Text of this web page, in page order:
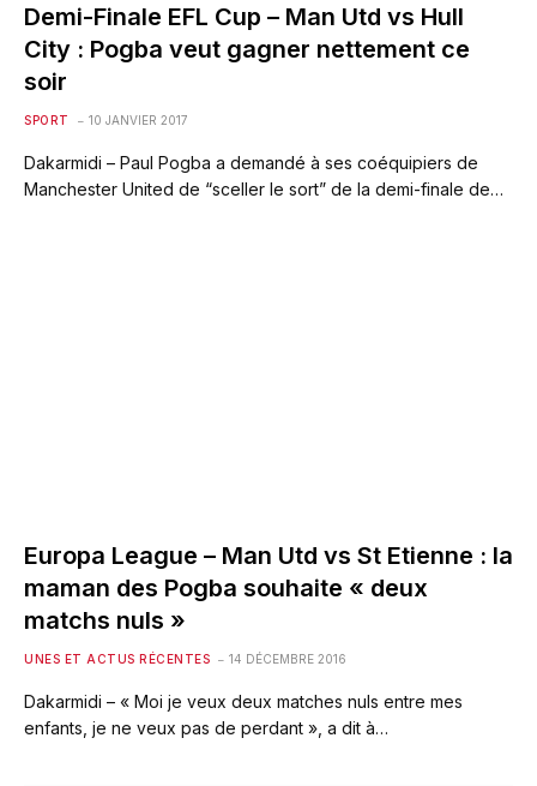
Demi-Finale EFL Cup – Man Utd vs Hull
City : Pogba veut gagner nettement ce
soir
SPORT 10 JANVIER 2017
Dakarmidi – Paul Pogba a demandé à ses coéquipiers de
Manchester United de “sceller le sort” de la demi-finale de…
Europa League – Man Utd vs St Etienne : la
maman des Pogba souhaite « deux
matchs nuls »
UNES ET ACTUS RÉCENTES 14 DÉCEMBRE 2016
Dakarmidi – « Moi je veux deux matches nuls entre mes
enfants, je ne veux pas de perdant », a dit à…